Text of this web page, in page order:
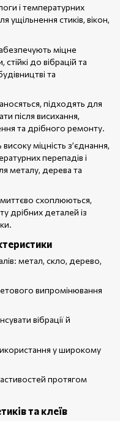
і температурних
ущільнення стиків, вікон,
міцне
до вібрацій та
та
підходять для
після висихання,
та дрібного ремонту.
міцність з’єднання,
перепадів і
металу, дерева та
схоплюються,
дрібних деталей із
метал, скло, дерево,
випромінювання
вібрації й
у широкому
протягом
та клеїв